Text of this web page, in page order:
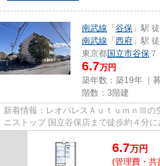
南武線 「 谷保 」駅
南武線 「 西府 」駅
東京都国立市谷保
6.7万円
築年数：築19年 ｜
階数：3階建
新着情報：レオパレスＡｕｔｕｍｎⅢの
ニストップ 国立谷保店まで徒歩約４分
6.7万円
(管理費・共